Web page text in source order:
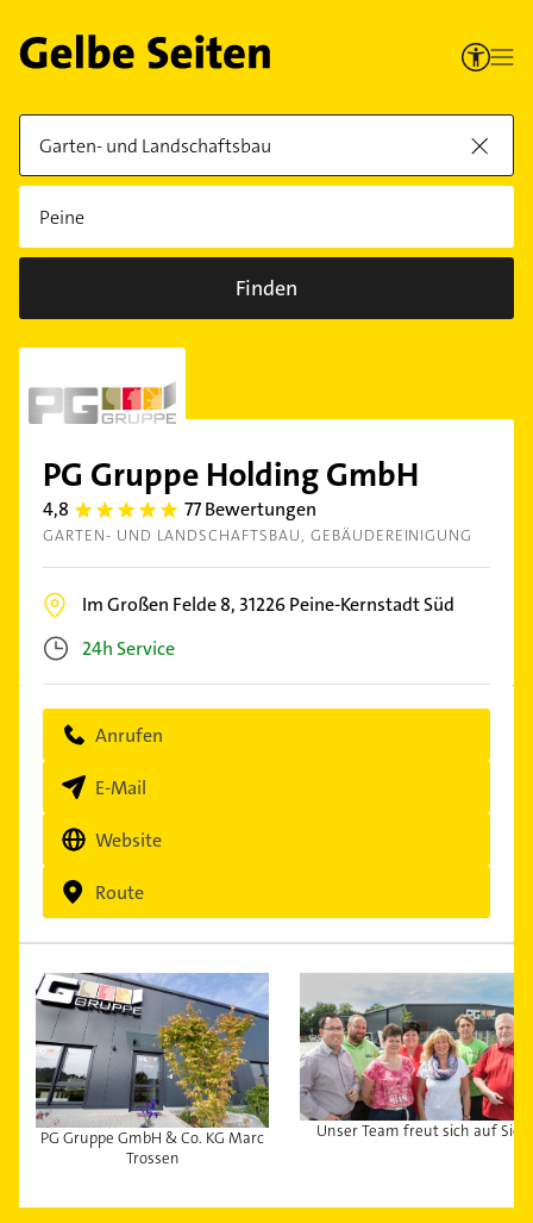
Finden
PG Gruppe Holding GmbH
4,8 4.8 77 Bewertungen
GARTEN- UND LANDSCHAFTSBAU GEBÄUDEREINIGUNG
Im Großen Felde 8, 31226Peine-Kernstadt Süd
24h Service
Anrufen
E-Mail
Website
Route
PG Gruppe GmbH & Co. KG Marc
Trossen
Unser Team freut sich auf Sie